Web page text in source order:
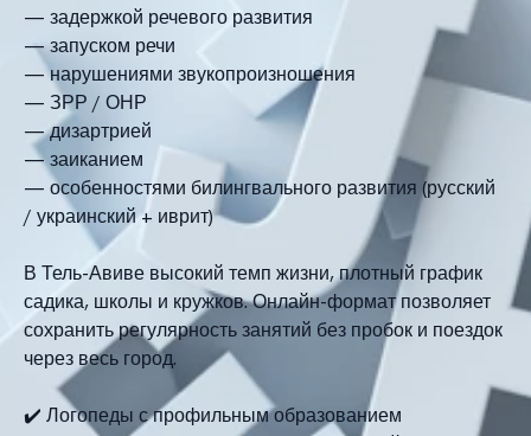
— задержкой речевого развития
— запуском речи
— нарушениями звукопроизношения
— ЗРР / ОНР
— дизартрией
— заиканием
— особенностями билингвального развития (русский
/ украинский + иврит)
В Тель-Авиве высокий темп жизни, плотный график
садика, школы и кружков. Онлайн-формат позволяет
сохранить регулярность занятий без пробок и поездок
через весь город.
✔️ Логопеды с профильным образованием